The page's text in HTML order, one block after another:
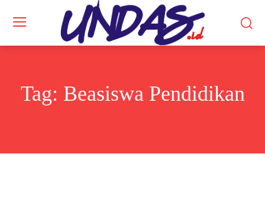
Tag: Beasiswa Pendidikan